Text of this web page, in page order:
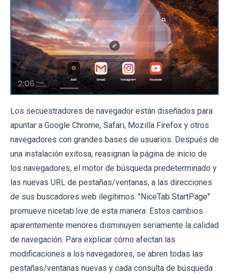
Los secuestradores de navegador están diseñados para
apuntar a Google Chrome, Safari, Mozilla Firefox y otros
navegadores con grandes bases de usuarios. Después de
una instalación exitosa, reasignan la página de inicio de
los navegadores, el motor de búsqueda predeterminado y
las nuevas URL de pestañas/ventanas, a las direcciones
de sus buscadores web ilegítimos. "NiceTab StartPage"
promueve nicetab.live de esta manera. Estos cambios
aparentemente menores disminuyen seriamente la calidad
de navegación. Para explicar cómo afectan las
modificaciones a los navegadores, se abren todas las
pestañas/ventanas nuevas y cada consulta de búsqueda